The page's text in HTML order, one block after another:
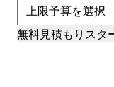
無料見積もりスタ